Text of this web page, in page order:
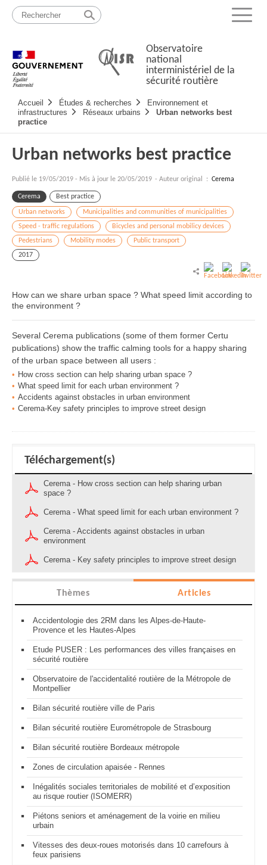
Passer
contenu
Menu
Observatoire
national
interministériel de la
sécurité routière
principale
Accueil Études & recherches
Environnement et
infrastructures
Réseaux urbains
Urban networks best
practice
Urban networks best practice
Publié le 19/05/2019 - Mis à jour le 20/05/2019 - Auteur original : Cerema
Cerema Best practice
Urban networks
Municipalities and communities of municipalities
Speed - traffic regulations
Bicycles and personal mobilicy devices
Pedestrians
Mobility modes
Public transport
2017
How can we share urban space ? What speed limit according to
the environment ?
Several Cerema publications (some of them former Certu
publications) show the traffic calming tools for a happy sharing
of the urban space between all users :
How cross section can help sharing urban space ?
What speed limit for each urban environment ?
Accidents against obstacles in urban environment
Cerema-Key safety principles to improve street design
Téléchargement(s)
Cerema - How cross section can help sharing urban
space ?
Cerema - What speed limit for each urban environment ?
Cerema - Accidents against obstacles in urban
environment
Cerema - Key safety principles to improve street design
Thèmes Articles
Accidentologie des 2RM dans les Alpes-de-Haute-
Provence et les Hautes-Alpes
Etude PUSER : Les performances des villes françaises en
sécurité routière
Observatoire de l'accidentalité routière de la Métropole de
Montpellier
Bilan sécurité routière ville de Paris
Bilan sécurité routière Eurométropole de Strasbourg
Bilan sécurité routière Bordeaux métropole
Zones de circulation apaisée - Rennes
Inégalités sociales territoriales de mobilité et d’exposition
au risque routier (ISOMERR)
Piétons seniors et aménagement de la voirie en milieu
urbain
Vitesses des deux-roues motorisés dans 10 carrefours à
feux parisiens